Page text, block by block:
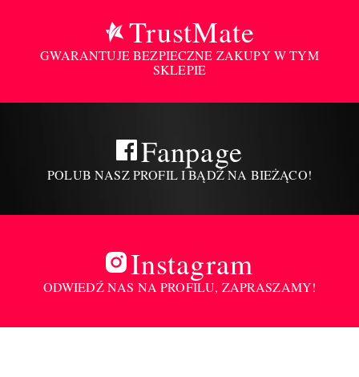
TrustMate
GWARANTUJE BEZPIECZNE ZAKUPY W TYM
SKLEPIE
Fanpage
POLUB NASZ PROFIL I BĄDŹ NA BIEŻĄCO!
Instagram
ODWIEDŹ NAS NA PROFILU, ZAPRASZAMY!